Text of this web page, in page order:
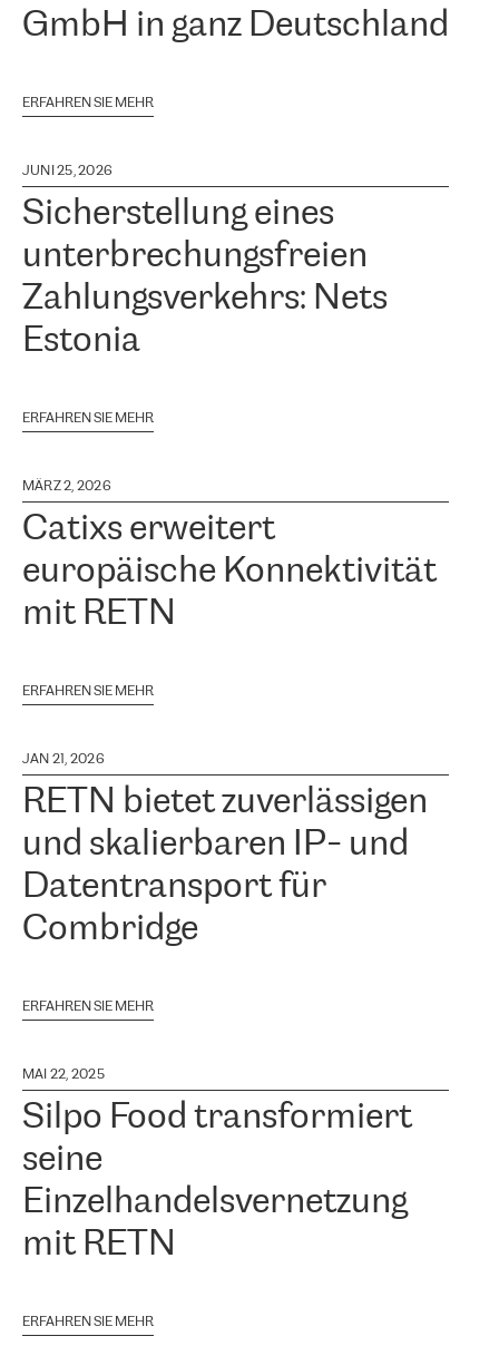
GmbH in ganz Deutschland
ERFAHREN SIE MEHR
JUNI 25, 2026
Sicherstellung eines
unterbrechungsfreien
Zahlungsverkehrs: Nets
Estonia
ERFAHREN SIE MEHR
MÄRZ 2, 2026
Catixs erweitert
europäische Konnektivität
mit RETN
ERFAHREN SIE MEHR
JAN 21, 2026
RETN bietet zuverlässigen
und skalierbaren IP- und
Datentransport für
Combridge
ERFAHREN SIE MEHR
MAI 22, 2025
Silpo Food transformiert
seine
Einzelhandelsvernetzung
mit RETN
ERFAHREN SIE MEHR